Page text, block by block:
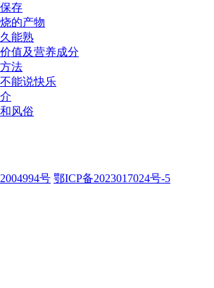
存
的产物
能熟
值及营养成分
法
能说快乐
风俗
号 鄂ICP备2023017024号-5